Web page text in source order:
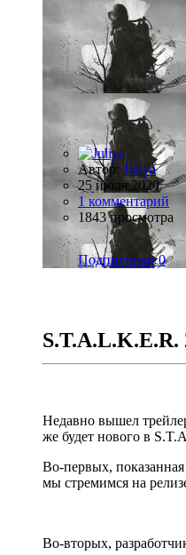
Автор: Juliya
25 июля 2020
1 комментарий
1843 просмотра
Подписчики 0
S.T.A.L.K.E.R.
Недавно вышел
же будет нового в
Во-первых,
мы стремимся на
Во-вторых,